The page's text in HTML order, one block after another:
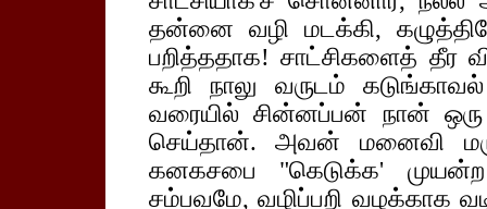
தன்னை வழி மடக்கி,
பறித்ததாக! சாட்சிகளைத் தீர
கூறி நாலு வருடம்
வரையில் சின்னப்பன் நான்
செய்தான். அவன் மனைவி
கனகசபை "கெடுக்க' முயன்ற
சம்பவமே, வழிப்பறி வழக்காக